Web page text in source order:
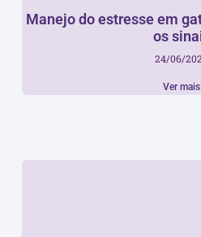
Manejo do estresse em
os
24/06/
Ver mais